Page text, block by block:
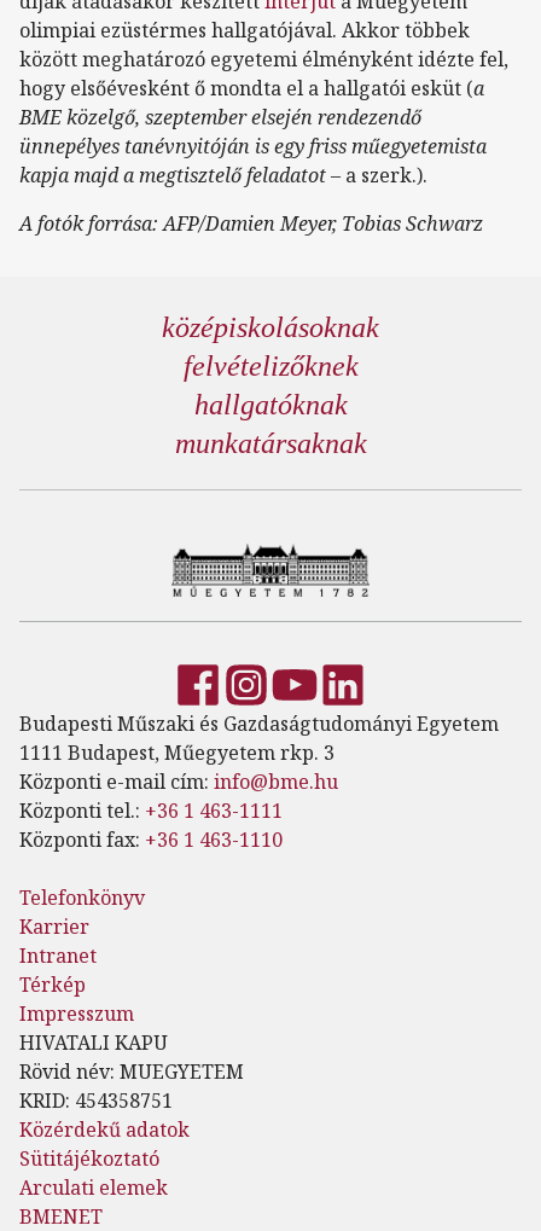
olimpiai ezüstérmes hallgatójával. Akkor többek
között meghatározó egyetemi élményként idézte fel,
hogy elsőévesként ő mondta el a hallgatói esküt (a
BME közelgő, szeptember elsején rendezendő
ünnepélyes tanévnyitóján is egy friss műegyetemista
kapja majd a megtisztelő feladatot– a szerk.).
A fotók forrása: AFP/Damien Meyer, Tobias Schwarz
középiskolásoknak
felvételizőknek
hallgatóknak
munkatársaknak
Budapesti Műszaki és Gazdaságtudományi Egyetem
1111 Budapest, Műegyetem rkp. 3
Központi e-mail cím: info@bme.hu
Központi tel.: +36 1 463-1111
Központi fax: +36 1 463-1110
Telefonkönyv
Karrier
Intranet
Térkép
Impresszum
HIVATALI KAPU
Rövid név: MUEGYETEM
KRID: 454358751
Közérdekű adatok
Sütitájékoztató
Arculati elemek
BMENET